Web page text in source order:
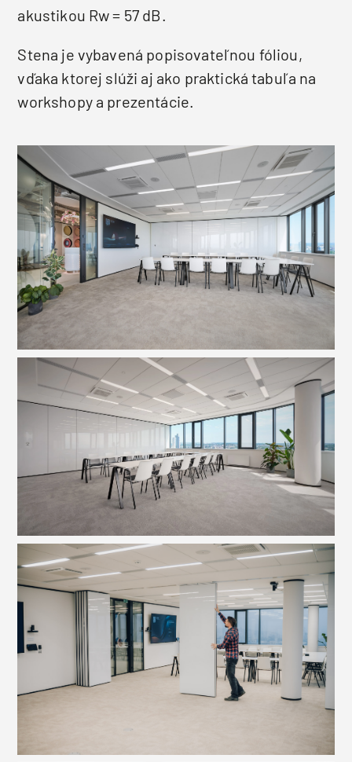
akustikou Rw = 57 dB.
Stena je vybavená popisovateľnou fóliou,
vďaka ktorej slúži aj ako praktická tabuľa na
workshopy a prezentácie.